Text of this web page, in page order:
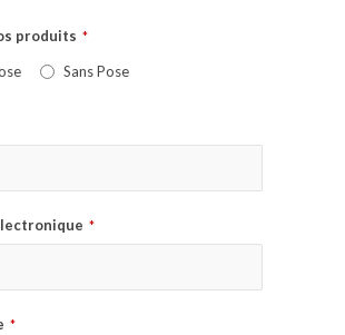
produits *
Sans Pose
*
*